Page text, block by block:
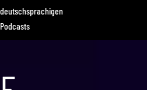
deutschsprachigen
Podcasts